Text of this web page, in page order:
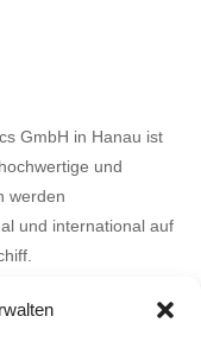
GmbH in Hanau ist
und
werden
und international auf